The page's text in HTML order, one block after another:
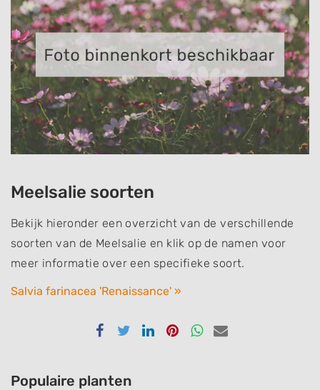
Meelsalie soorten
Bekijk hieronder een overzicht van de verschillende
soorten van de Meelsalie en klik op de namen voor
meer informatie over een specifieke soort.
Salvia farinacea 'Renaissance' »
DelenDelenDelenDelenDelenDelen
Populaire planten